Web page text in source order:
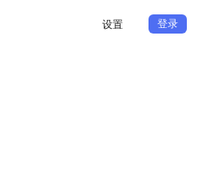
设置 登录